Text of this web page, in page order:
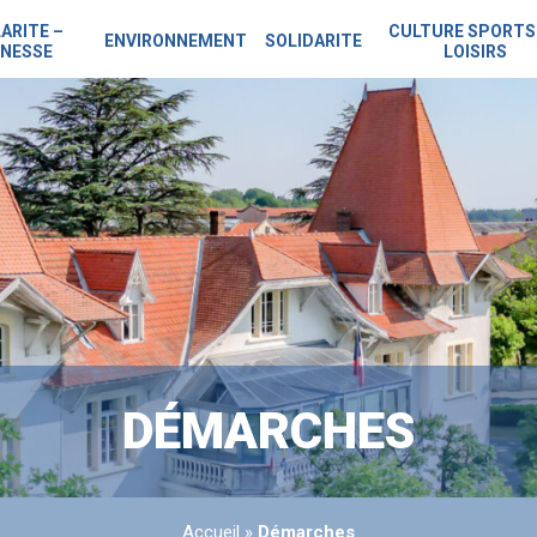
–
ENVIRONNEMENT SOLIDARITE
CULTURE
LOISIRS
DÉMARCHES
Accueil » Démarches